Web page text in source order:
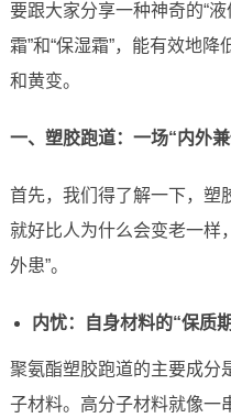
要跟大家分享一种神奇的“
霜”和“保湿霜”，能有效地
和黄变。
一、塑胶跑道：一场“内外
首先，我们得了解一下，塑
就好比人为什么会变老一样
外患”。
内忧：自身材料的“保质
聚氨酯塑胶跑道的主要成分
子材料。高分子材料就像一